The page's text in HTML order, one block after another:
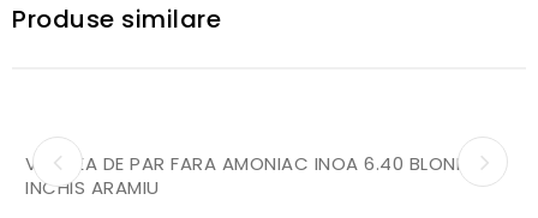
Produse similare
VOPSEA DE PAR FARA AMONIAC INOA 6.40 BLOND
INCHIS ARAMIU